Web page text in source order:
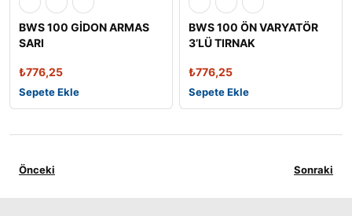
BWS 100 GİDON ARMAS
SARI
₺776,25
Sepete Ekle
BWS 100 ÖN VARYATÖR
3’LÜ TIRNAK
₺776,25
Sepete Ekle
Önceki Sonraki